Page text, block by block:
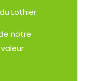
Lothier
notre